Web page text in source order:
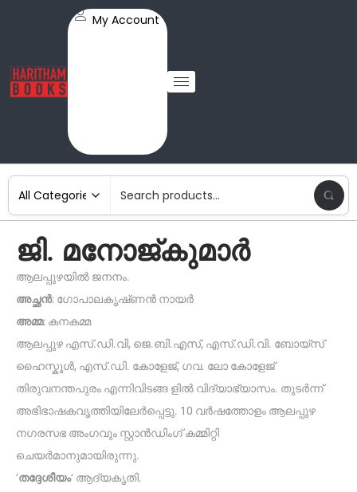
My Account
ജി. മനോജ്‌കുമാർ
ആലപ്പുഴയിൽ ജനനം.
അച്ഛൻ: ഗോപാലകൃഷ്‌ണൻ നായർ
അമ്മ: കനകമ്മ
ആലപ്പുഴ എസ്.ഡി.വി, ജെ.ബി.എസ്, എസ്.ഡി.വി. ബോയ്‌സ്
ഹൈസ്കൂൾ, എസ്.ഡി. കോളേജ്, ഗവ. ലോ കോളേജ്
തിരുവനന്തപുരം എന്നിവിടങ്ങ ളിൽ വിദ്യാഭ്യാസം. തുടർന്ന്
അഭിഭാഷകവൃത്തിയിലേർപ്പെട്ടു. 10 വർഷത്തോളം ആലപ്പുഴ
നഗരസഭ അംഗവും സ്റ്റാൻഡിംഗ് കമ്മിറ്റി
ചെയർമാനുമായിരുന്നു.
‘തദ്ദേശീയം‘ ആദ്യകൃതി.